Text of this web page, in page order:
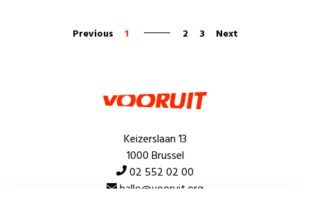
Previous 1 2 3 Next
Keizerslaan 13
1000 Brussel
02 552 02 00
hallo@vooruit.org